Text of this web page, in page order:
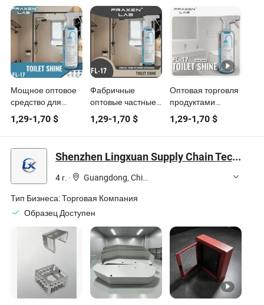
продукты
Мощное оптовое
средство для
чистки туалетов,
оптовый
санитарный
детергент,
бытовой чистящий
продукт, мощное
средство для
уборки в ванной и
туалете для
растворения
стойких пятен
1,29-1,70 $
Фабричные
оптовые частные
марки бытовых
чистящих средств,
мощное средство
унитазов,
удаляющее
водяные пятна,
для глобальных
1,29-1,70$
Оптовая торговля
продуктами
прямых продаж
широко
применяемых
настроенных
чистящих средств
для ванных
комнат
1,29-1,70$
Shenzhen Lingxuan Supply Chain Technology Co., Ltd.
4 г. ·
Guangdong, China
Тип Бизнеса:Торговая Компания
Образец Доступен